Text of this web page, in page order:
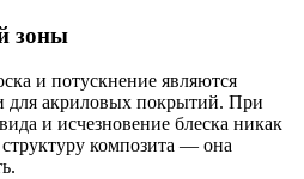
зоны
и потускнение являются
для акриловых покрытий. При
и исчезновение блеска никак
композита — она